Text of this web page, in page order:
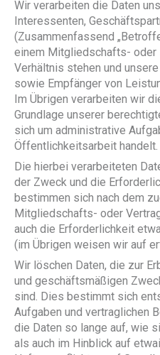
Wir verarbeiten die Daten
Interessenten,
(Zusammenfassend
einem Mitgliedschafts-
Verhältnis stehen und
sowie Empfänger von
Im Übrigen verarbeiten wir
Grundlage unserer
sich um administrative
Öffentlichkeitsarbeit handelt.
Die hierbei verarbeiteten
der Zweck und die
bestimmen sich nach dem
Mitgliedschafts- oder
auch die Erforderlichkeit
(im Übrigen weisen wir auf
Wir löschen Daten, die zur
und geschäftsmäßigen
sind. Dies bestimmt sich
Aufgaben und vertraglichen
die Daten so lange auf, wie
als auch im Hinblick auf